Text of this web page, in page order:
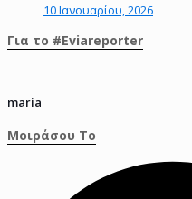
10 Ιανουαρίου, 2026
Για το #Eviareporter
maria
Μοιράσου Το